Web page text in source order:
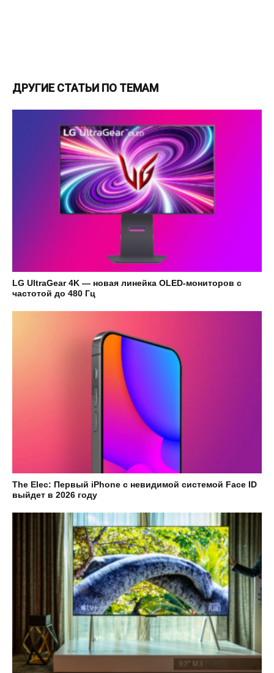
ДРУГИЕ СТАТЬИ ПО ТЕМАМ
LG UltraGear 4K — новая линейка OLED-мониторов с
частотой до 480 Гц
The Elec: Первый iPhone с невидимой системой Face ID
выйдет в 2026 году